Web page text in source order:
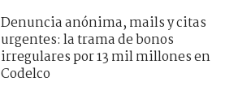
Denuncia anónima, mails y citas
urgentes: la trama de bonos
irregulares por 13 mil millones en
Codelco